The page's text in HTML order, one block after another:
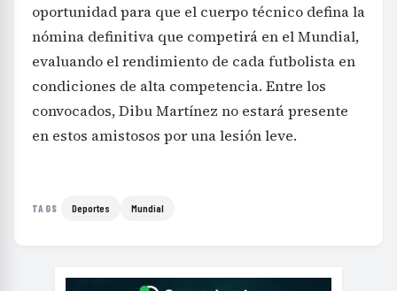
oportunidad para que el cuerpo técnico defina la
nómina definitiva que competirá en el Mundial,
evaluando el rendimiento de cada futbolista en
condiciones de alta competencia. Entre los
convocados, Dibu Martínez no estará presente
en estos amistosos por una lesión leve.
TAGS Deportes Mundial